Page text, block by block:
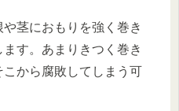
茎におもりを強く巻き
す。あまりきつく巻き
から腐敗してしまう可